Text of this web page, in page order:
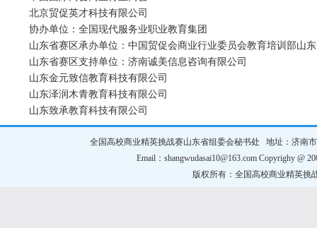
北京贸促英才科技有限公司
协办单位：全国现代服务业职业教育集团
山东省赛区承办单位：中国贸促会商业行业委员会教育培训部山
山东省赛区支持单位： 济南诚美信息咨询有限公司
山东金元致信教育科技有限公司
山东泽润木青教育科技有限公司
山东致承教育科技有限公司
全国高校商业精英挑战赛山东省组委会秘书处 地址：济南
Email：shangwudasai10@163.com Copyrighy @
版权所有：全国高校商业精英